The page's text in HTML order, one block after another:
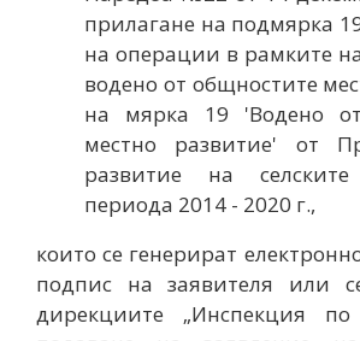
прилагане на подмярка
на операции в рамките
водено от общностите
на мярка 19 'Водено
местно развитие' от
развитие на
периода 2014 - 2020 г.,
които се генерират
подпис на заявителя или
дирекциите „Инспекция по